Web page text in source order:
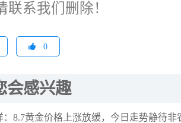
联系我们删除！
0
会感兴趣
：8.7黄金价格上涨放缓，今日走势静待非